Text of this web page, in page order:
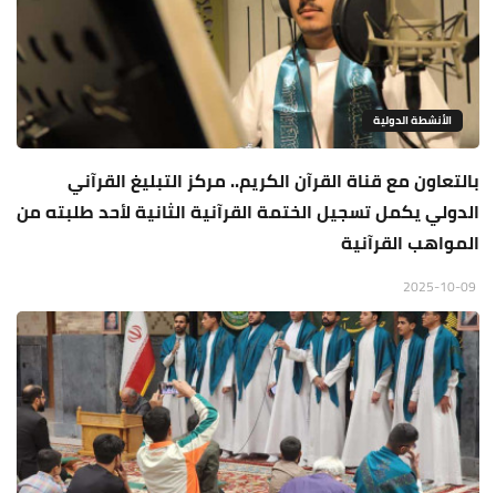
الأنشطة الدولية
بالتعاون مع قناة القرآن الكريم.. مركز التبليغ القرآني
الدولي يكمل تسجيل الختمة القرآنية الثانية لأحد طلبته من
المواهب القرآنية